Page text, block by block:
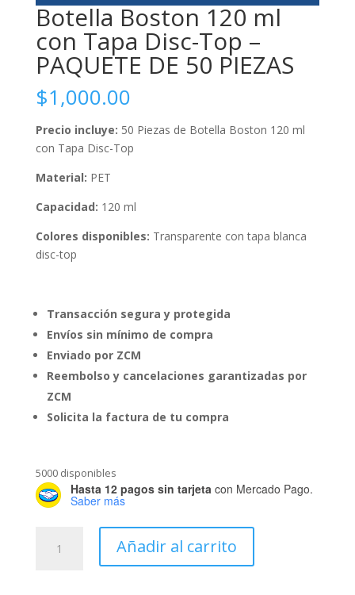
Botella Boston 120 ml
con Tapa Disc-Top –
PAQUETE DE 50 PIEZAS
$1,000.00
Precio incluye: 50 Piezas de Botella Boston 120 ml
con Tapa Disc-Top
Material: PET
Capacidad: 120 ml
Colores disponibles: Transparente con tapa blanca
disc-top
Transacción segura y protegida
Envíos sin mínimo de compra
Enviado por ZCM
Reembolso y cancelaciones garantizadas por
ZCM
Solicita la factura de tu compra
5000 disponibles
Hasta 12 pagos sin tarjetacon Mercado Pago.
Saber más
Boston
Añadir al carrito